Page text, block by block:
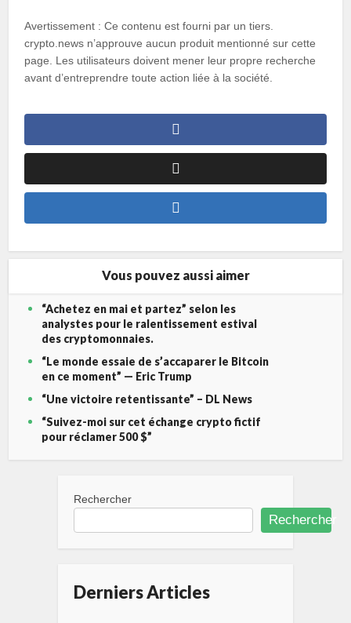
Avertissement : Ce contenu est fourni par un tiers.
crypto.news n’approuve aucun produit mentionné sur cette
page. Les utilisateurs doivent mener leur propre recherche
avant d’entreprendre toute action liée à la société.
Vous pouvez aussi aimer
“Achetez en mai et partez” selon les
analystes pour le ralentissement estival
des cryptomonnaies.
“Le monde essaie de s’accaparer le Bitcoin
en ce moment” — Eric Trump
“Une victoire retentissante” – DL News
“Suivez-moi sur cet échange crypto fictif
pour réclamer 500 $”
Rechercher
Rechercher
Derniers Articles